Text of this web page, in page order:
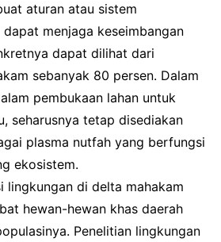
aturan atau sistem
menjaga keseimbangan
dapat dilihat dari
sebanyak 80 persen. Dalam
pembukaan lahan untuk
seharusnya tetap disediakan
plasma nutfah yang berfungsi
ekosistem.
lingkungan di delta mahakam
hewan-hewan khas daerah
Penelitian lingkungan